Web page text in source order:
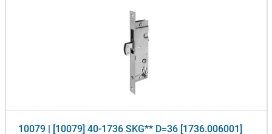
10079 | [10079] 40-1736 SKG** D=36 [1736.006001]